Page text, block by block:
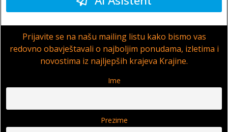
Prijavite se na našu mailing listu kako bismo vas
redovno obavještavali o najboljim ponudama, izletima i
novostima iz najljepših krajeva Krajine.
Ime
Prezime